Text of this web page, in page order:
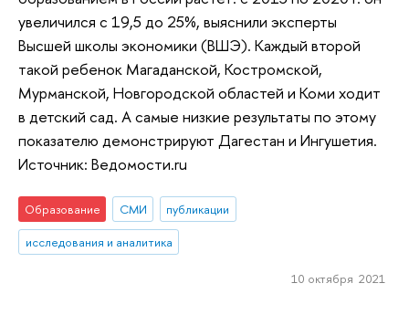
увеличился с 19,5 до 25%, выяснили эксперты
Высшей школы экономики (ВШЭ). Каждый второй
такой ребенок Магаданской, Костромской,
Мурманской, Новгородской областей и Коми ходит
в детский сад. А самые низкие результаты по этому
показателю демонстрируют Дагестан и Ингушетия.
Источник: Ведомости.ru
Образование СМИ
публикации
исследования и аналитика
10 октября 2021